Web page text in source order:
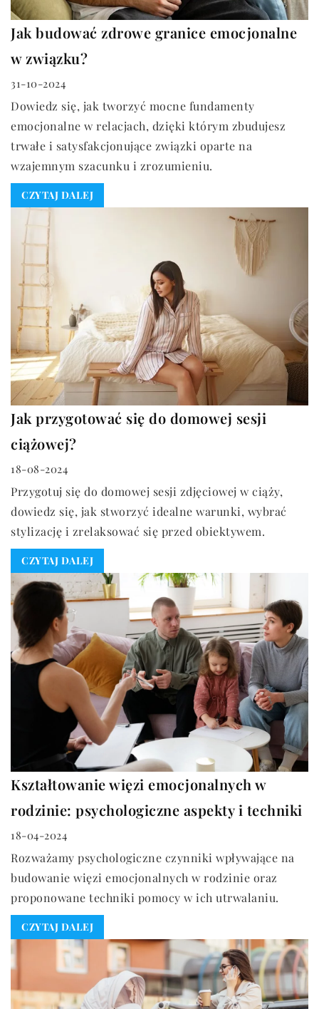
Jak budować zdrowe granice emocjonalne
w związku?
31-10-2024
Dowiedz się, jak tworzyć mocne fundamenty
emocjonalne w relacjach, dzięki którym zbudujesz
trwałe i satysfakcjonujące związki oparte na
wzajemnym szacunku i zrozumieniu.
CZYTAJ DALEJ
Jak przygotować się do domowej sesji
ciążowej?
18-08-2024
Przygotuj się do domowej sesji zdjęciowej w ciąży,
dowiedz się, jak stworzyć idealne warunki, wybrać
stylizację i zrelaksować się przed obiektywem.
CZYTAJ DALEJ
Kształtowanie więzi emocjonalnych w
rodzinie: psychologiczne aspekty i techniki
18-04-2024
Rozważamy psychologiczne czynniki wpływające na
budowanie więzi emocjonalnych w rodzinie oraz
proponowane techniki pomocy w ich utrwalaniu.
CZYTAJ DALEJ